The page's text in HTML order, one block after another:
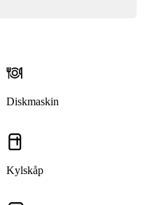
Diskmaskin
Kylskåp